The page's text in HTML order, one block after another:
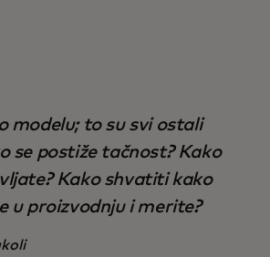
modelu; to su svi ostali
se postiže tačnost? Kako
Kako shvatiti kako
u proizvodnju i merite?